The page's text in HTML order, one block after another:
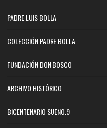
PADRE LUIS BOLLA
COLECCIÓN PADRE BOLLA
FUNDACIÓN DON BOSCO
ARCHIVO HISTÓRICO
BICENTENARIO SUEÑO.9